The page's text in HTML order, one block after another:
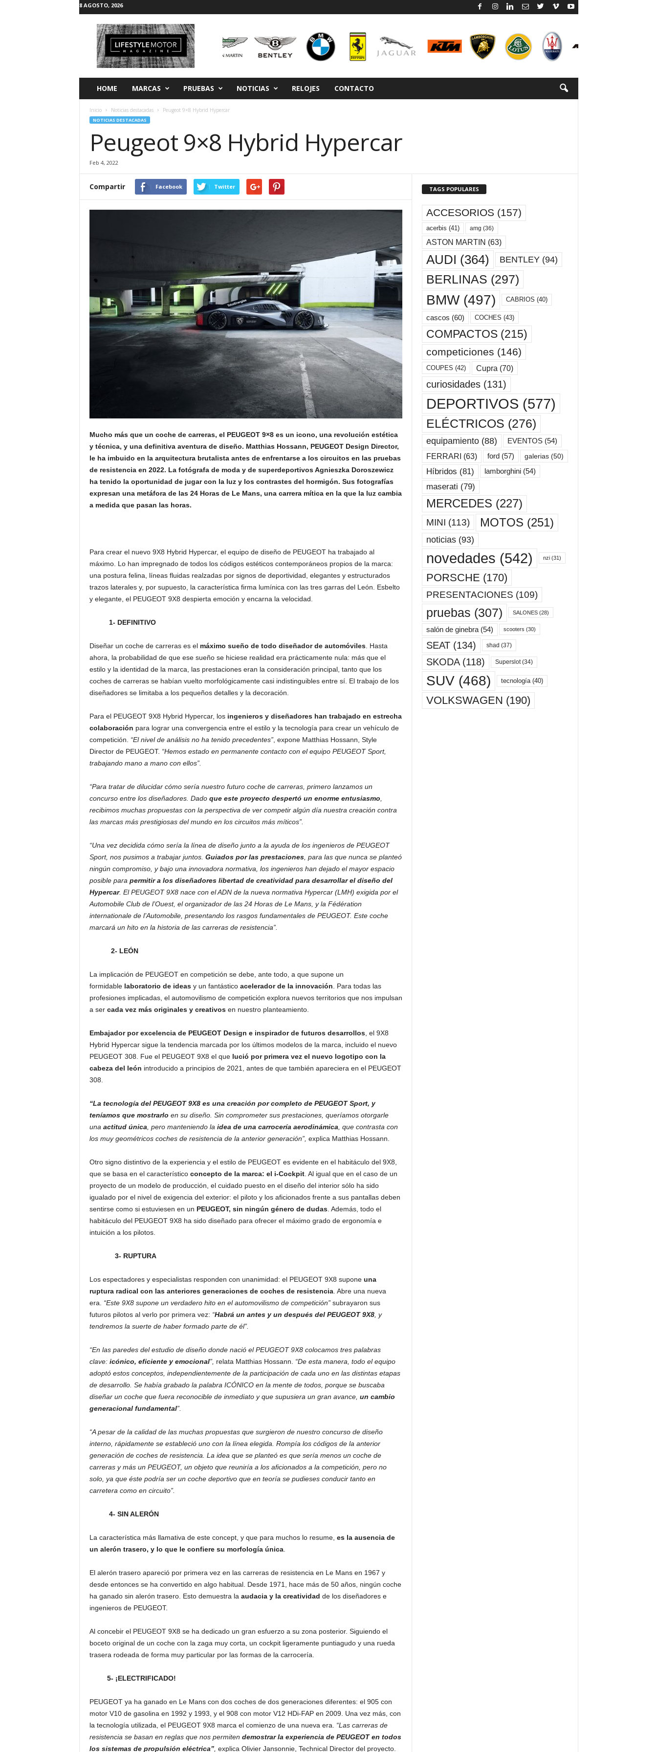
8 AGOSTO, 2026
HOME MARCAS PRUEBAS NOTICIAS RELOJES CONTACTO
Inicio Noticias destacadas Peugeot 9×8 Hybrid Hypercar
NOTICIAS DESTACADAS
Peugeot 9×8 Hybrid Hypercar
Feb 4, 2022
Compartir Facebook Twitter
Mucho más que un coche de carreras, el PEUGEOT 9×8 es un icono, una revolución estética
y técnica, y una definitiva aventura de diseño. Matthias Hossann, PEUGEOT Design Director,
le ha imbuido en la arquitectura brutalista antes de enfrentarse a los circuitos en las pruebas
de resistencia en 2022. La fotógrafa de moda y de superdeportivos Agnieszka Doroszewicz
ha tenido la oportunidad de jugar con la luz y los contrastes del hormigón. Sus fotografías
expresan una metáfora de las 24 Horas de Le Mans, una carrera mítica en la que la luz cambia
a medida que pasan las horas.
Para crear el nuevo 9X8 Hybrid Hypercar, el equipo de diseño de PEUGEOT ha trabajado al
máximo. Lo han impregnado de todos los códigos estéticos contemporáneos propios de la marca:
una postura felina, líneas fluidas realzadas por signos de deportividad, elegantes y estructurados
trazos laterales y, por supuesto, la característica firma lumínica con las tres garras del León. Esbelto
y elegante, el PEUGEOT 9X8 despierta emoción y encarna la velocidad.
1- DEFINITIVO
Diseñar un coche de carreras es el máximo sueño de todo diseñador de automóviles. Hasta
ahora, la probabilidad de que ese sueño se hiciese realidad era prácticamente nula: más que el
estilo y la identidad de la marca, las prestaciones eran la consideración principal, tanto que los
coches de carreras se habían vuelto morfológicamente casi indistinguibles entre sí. El trabajo de los
diseñadores se limitaba a los pequeños detalles y la decoración.
Para el PEUGEOT 9X8 Hybrid Hypercar, los ingenieros y diseñadores han trabajado en estrecha
colaboración para lograr una convergencia entre el estilo y la tecnología para crear un vehículo de
competición. “El nivel de análisis no ha tenido precedentes”, expone Matthias Hossann, Style
Director de PEUGEOT. “Hemos estado en permanente contacto con el equipo PEUGEOT Sport,
trabajando mano a mano con ellos”.
“Para tratar de dilucidar cómo sería nuestro futuro coche de carreras, primero lanzamos un
concurso entre los diseñadores. Dado que este proyecto despertó un enorme entusiasmo
recibimos muchas propuestas con la perspectiva de ver competir algún día nuestra creación contra
las marcas más prestigiosas del mundo en los circuitos más míticos”.
“Una vez decidida cómo sería la línea de diseño junto a la ayuda de los ingenieros de PEUGEOT
Sport, nos pusimos a trabajar juntos. Guiados por las prestaciones, para las que nunca se planteó
ningún compromiso, y bajo una innovadora normativa, los ingenieros han dejado el mayor espacio
posible para permitir a los diseñadores libertad de creatividad para desarrollar el diseño del
Hypercar. El PEUGEOT 9X8 nace con el ADN de la nueva normativa Hypercar (LMH) exigida por el
Automobile Club de l’Ouest, el organizador de las 24 Horas de Le Mans, y la Fédération
internationale de l’Automobile, presentando los rasgos fundamentales de PEUGEOT. Este coche
marcará un hito en la historia de las carreras de resistencia”.
2- LEÓN
La implicación de PEUGEOT en competición se debe, ante todo, a que supone un
formidable laboratorio de ideasy un fantástico acelerador de la innovación . Para todas las
profesiones implicadas, el automovilismo de competición explora nuevos territorios que nos impulsan
a ser cada vez más originales y creativosen nuestro planteamiento.
Embajador por excelencia de PEUGEOT Design e inspirador de futuros desarrollos, el 9X8
Hybrid Hypercar sigue la tendencia marcada por los últimos modelos de la marca, incluido el nuevo
PEUGEOT 308. Fue el PEUGEOT 9X8 el que lució por primera vez el nuevo logotipo con la
cabeza del león introducido a principios de 2021, antes de que también apareciera en el PEUGEOT
308.
“La tecnología del PEUGEOT 9X8 es una creación por completo de PEUGEOT Sport, y
teníamos que mostrarlo en su diseño. Sin comprometer sus prestaciones, queríamos otorgarle
una actitud única , pero manteniendo la idea de una carrocería aerodinámica , que contrasta con
los muy geométricos coches de resistencia de la anterior generación”, explica Matthias Hossann.
Otro signo distintivo de la experiencia y el estilo de PEUGEOT es evidente en el habitáculo del 9X8,
que se basa en el característico concepto de la marca: el i-Cockpit. Al igual que en el caso de un
proyecto de un modelo de producción, el cuidado puesto en el diseño del interior sólo ha sido
igualado por el nivel de exigencia del exterior: el piloto y los aficionados frente a sus pantallas deben
sentirse como si estuviesen en un PEUGEOT, sin ningún género de dudas. Además, todo el
habitáculo del PEUGEOT 9X8 ha sido diseñado para ofrecer el máximo grado de ergonomía e
intuición a los pilotos.
3- RUPTURA
Los espectadores y especialistas responden con unanimidad: el PEUGEOT 9X8 supone una
ruptura radical con las anteriores generaciones de coches de resistencia. Abre una nueva
era. “Este 9X8 supone un verdadero hito en el automovilismo de competición”subrayaron sus
futuros pilotos al verlo por primera vez: “Habrá un antes y un después del PEUGEOT 9X8, y
tendremos la suerte de haber formado parte de él”.
“En las paredes del estudio de diseño donde nació el PEUGEOT 9X8 colocamos tres palabras
clave: icónico, eficiente y emocional”, relata Matthias Hossann. “De esta manera, todo el equipo
adoptó estos conceptos, independientemente de la participación de cada uno en las distintas etapas
de desarrollo. Se había grabado la palabra ICÓNICO en la mente de todos, porque se buscaba
diseñar un coche que fuera reconocible de inmediato y que supusiera un gran avance, un cambio
generacional fundamental”.
“A pesar de la calidad de las muchas propuestas que surgieron de nuestro concurso de diseño
interno, rápidamente se estableció uno con la línea elegida. Rompía los códigos de la anterior
generación de coches de resistencia. La idea que se planteó es que sería menos un coche de
carreras y más un PEUGEOT, un objeto que reuniría a los aficionados a la competición, pero no
solo, ya que éste podría ser un coche deportivo que en teoría se pudieses conducir tanto en
carretera como en circuito”.
4- SIN ALERÓN
La característica más llamativa de este concept, y que para muchos lo resume, es la ausencia de
un alerón trasero, y lo que le confiere su morfología única.
El alerón trasero apareció por primera vez en las carreras de resistencia en Le Mans en 1967 y
desde entonces se ha convertido en algo habitual. Desde 1971, hace más de 50 años, ningún coche
ha ganado sin alerón trasero. Esto demuestra la audacia y la creatividad de los diseñadores e
ingenieros de PEUGEOT.
Al concebir el PEUGEOT 9X8 se ha dedicado un gran esfuerzo a su zona posterior. Siguiendo el
boceto original de un coche con la zaga muy corta, un cockpit ligeramente puntiagudo y una rueda
trasera rodeada de forma muy particular por las formas de la carrocería.
5- ¡ELECTRIFICADO!
PEUGEOT ya ha ganado en Le Mans con dos coches de dos generaciones diferentes: el 905 con
motor V10 de gasolina en 1992 y 1993, y el 908 con motor V12 HDi-FAP en 2009. Una vez más, con
la tecnología utilizada, el PEUGEOT 9X8 marca el comienzo de una nueva era. “Las carreras de
resistencia se basan en reglas que nos permiten demostrar la experiencia de PEUGEOT en todos
los sistemas de propulsión eléctrica”, explica Olivier Jansonnie, Technical Director del proyecto.
TAGS POPULARES
ACCESORIOS (157)
acerbis (41) amg (36)
ASTON MARTIN (63)
AUDI (364) BENTLEY(94)
BERLINAS (297)
BMW(497) CABRIOS (40)
cascos (60) COCHES (43)
COMPACTOS(215)
competiciones (146)
COUPES (42) Cupra (70)
curiosidades(131)
DEPORTIVOS (577)
ELÉCTRICOS (276)
equipamiento(88) EVENTOS(54)
FERRARI (63) ford(57) galerias(50)
Híbridos (81) lamborghini(54)
maserati (79)
MERCEDES (227)
MINI (113) MOTOS (251)
noticias(93)
novedades (542) nzi(31)
PORSCHE (170)
PRESENTACIONES (109)
pruebas (307) SALONES(28)
salón de ginebra(54) scooters (30)
SEAT(134) shad (37)
SKODA(118) Superslot(34)
SUV(468) tecnología(40)
VOLKSWAGEN (190)